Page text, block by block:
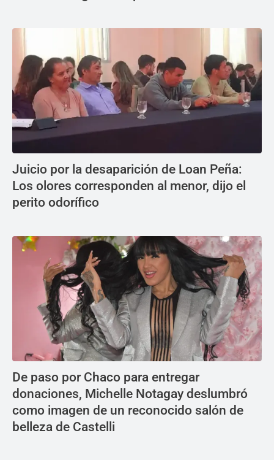
Juicio por la desaparición de Loan Peña:
Los olores corresponden al menor, dijo el
perito odorífico
De paso por Chaco para entregar
donaciones, Michelle Notagay deslumbró
como imagen de un reconocido salón de
belleza de Castelli